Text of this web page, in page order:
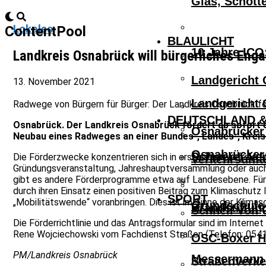
ContentPool
10 Jahre
Landgericht
BLAULICHT
Landgericht
Schwerer
DEUTSCHLAND
Schnell Von
SPORT
OSC-Boxer
Lokales
Landkreis Osnabrück will bürgerliches
13. November 2021
Radwege von Bürgern für Bürger: Der Landkreis Osnabrück
Osnabrück. Der Landkreis Osnabrück fördert ab sofort
Neubau eines Radweges an einer Bundes-, Landes-,
Die Förderzwecke konzentrieren sich in erster Linie auf die
Gründungsveranstaltung, Jahreshauptversammlung oder
gibt es andere Förderprogramme etwa auf Landesebene.
durch ihren Einsatz einen positiven Beitrag zum
„Mobilitätswende“ voranbringen. Dies ist im Sinne der
Die Förderrichtlinie und das Antragsformular sind im
Rene Wojciechowski vom Fachdienst Straßen (Telefon:
PM/Landkreis Osnabrück